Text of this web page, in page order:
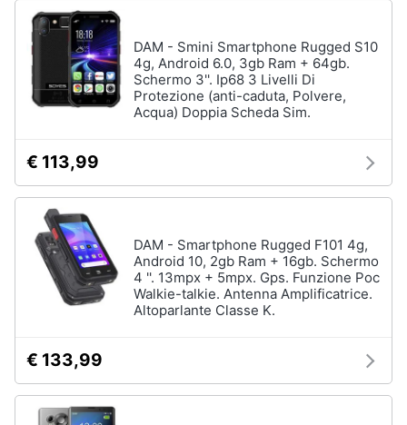
Brico
Giardinaggio
Salute
igiene
Beauty
Giocattoli
Prima
Fotografia
Casalinghi
Apple
Watch
Ultra​
Vedi
tutti
Accessori
per
Smartphone
Cellulari
Airpods
bluetooth
bluetooth
DAM - Smini Smartphone Rugged S10
4g, Android 6.0, 3gb Ram + 64gb.
Schermo 3''. Ip68 3 Livelli Di
Protezione (anti-caduta, Polvere,
Acqua) Doppia Scheda Sim.
€ 113,99
DAM - Smartphone Rugged F101 4g,
Android 10, 2gb Ram + 16gb. Schermo
4 ''. 13mpx + 5mpx. Gps. Funzione Poc
Walkie-talkie. Antenna Amplificatrice.
Altoparlante Classe K.
€ 133,99